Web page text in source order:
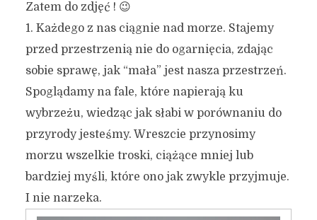
Zatem do zdjęć ! 😉
1. Każdego z nas ciągnie nad morze. Stajemy
przed przestrzenią nie do ogarnięcia, zdając
sobie sprawę, jak “mała” jest nasza przestrzeń.
Spoglądamy na fale, które napierają ku
wybrzeżu, wiedząc jak słabi w porównaniu do
przyrody jesteśmy. Wreszcie przynosimy
morzu wszelkie troski, ciążące mniej lub
bardziej myśli, które ono jak zwykle przyjmuje.
I nie narzeka.